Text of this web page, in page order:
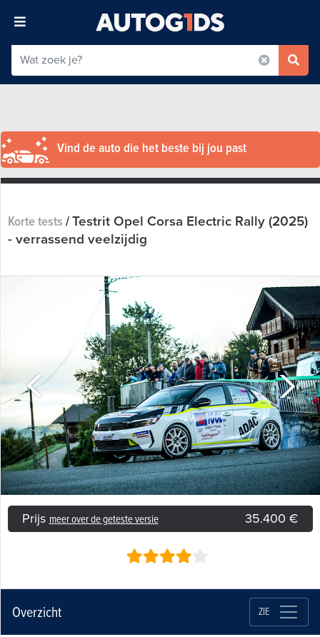
Vind de auto die het beste bij jou past
Korte tests/Testrit Opel Corsa Electric Rally (2025)
- verrassend veelzijdig
Prijs meer over de geteste versie 35.400 €
Overzicht ZIE